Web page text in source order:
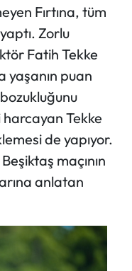
Fırtına, tüm
Zorlu
Fatih Tekke
yaşanın puan
Tekke
de yapıyor.
maçının
anlatan